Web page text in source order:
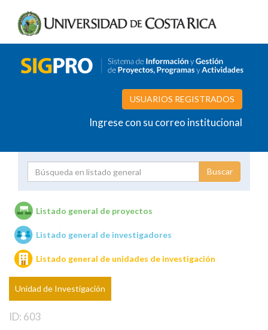
USUARIOS REGISTRADOS
Ingrese con su correo institucional
Unidades de investigación
Listado general de proyectos
Listado general de investigadores
Listado general de unidades de investigación
Unidad de Investigación
ID: 603